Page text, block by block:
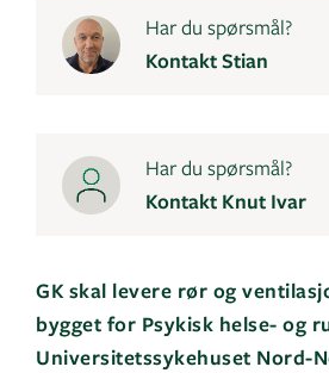
Har du spørsmål?
Kontakt Stian
Har du spørsmål?
Kontakt Knut Ivar
GK skal levere rør og
bygget for Psykisk helse- og
Universitetssykehuset